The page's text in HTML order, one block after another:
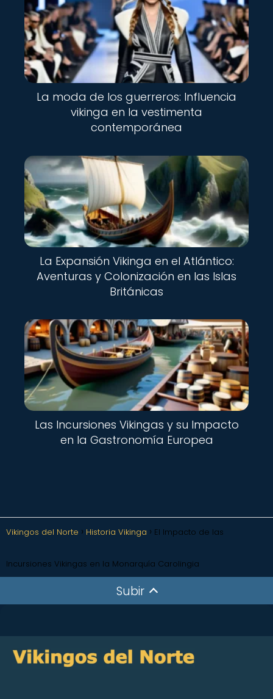
La moda de los guerreros: Influencia
vikinga en la vestimenta
contemporánea
La Expansión Vikinga en el Atlántico:
Aventuras y Colonización en las Islas
Británicas
Las Incursiones Vikingas y su Impacto
en la Gastronomía Europea
Vikingos del Norte Historia Vikinga El Impacto de las
Incursiones Vikingas en la Monarquía Carolingia
Subir